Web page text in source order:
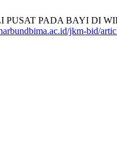
PADA BAYI DI
jkm-bid/